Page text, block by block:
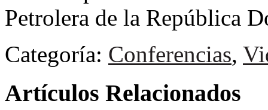
Petrolera de la República
Categoría: Conferencias,
Artículos Relacionados